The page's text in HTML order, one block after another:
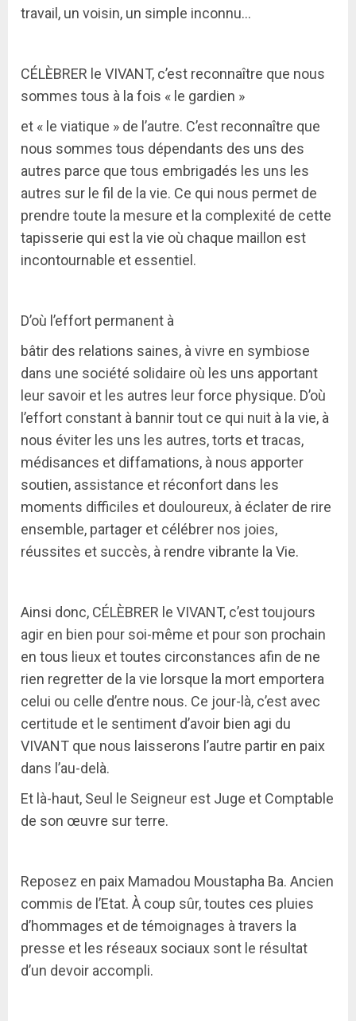
travail, un voisin, un simple inconnu…
CÉLÈBRER le VIVANT, c’est reconnaître que nous
sommes tous à la fois « le gardien »
et « le viatique » de l’autre. C’est reconnaître que
nous sommes tous dépendants des uns des
autres parce que tous embrigadés les uns les
autres sur le fil de la vie. Ce qui nous permet de
prendre toute la mesure et la complexité de cette
tapisserie qui est la vie où chaque maillon est
incontournable et essentiel.
D’où l’effort permanent à
bâtir des relations saines, à vivre en symbiose
dans une société solidaire où les uns apportant
leur savoir et les autres leur force physique. D’où
l’effort constant à bannir tout ce qui nuit à la vie, à
nous éviter les uns les autres, torts et tracas,
médisances et diffamations, à nous apporter
soutien, assistance et réconfort dans les
moments difficiles et douloureux, à éclater de rire
ensemble, partager et célébrer nos joies,
réussites et succès, à rendre vibrante la Vie.
Ainsi donc, CÉLÈBRER le VIVANT, c’est toujours
agir en bien pour soi-même et pour son prochain
en tous lieux et toutes circonstances afin de ne
rien regretter de la vie lorsque la mort emportera
celui ou celle d’entre nous. Ce jour-là, c’est avec
certitude et le sentiment d’avoir bien agi du
VIVANT que nous laisserons l’autre partir en paix
dans l’au-delà.
Et là-haut, Seul le Seigneur est Juge et Comptable
de son œuvre sur terre.
Reposez en paix Mamadou Moustapha Ba. Ancien
commis de l’Etat. À coup sûr, toutes ces pluies
d’hommages et de témoignages à travers la
presse et les réseaux sociaux sont le résultat
d’un devoir accompli.